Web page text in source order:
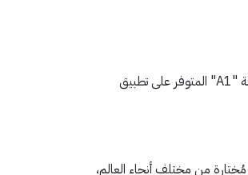
يُمكنك الاشتراك في خدمات اللياقة البدنية المتميزة مع الاستفادة من تخفيضات فعالة قد تصل إلى 50 ريالًا سعوديًا عند حصولك على كوبون خصم وقت اللياقة "A1" المتوفر على تطبيق
من مختلف أنحاء العالم،